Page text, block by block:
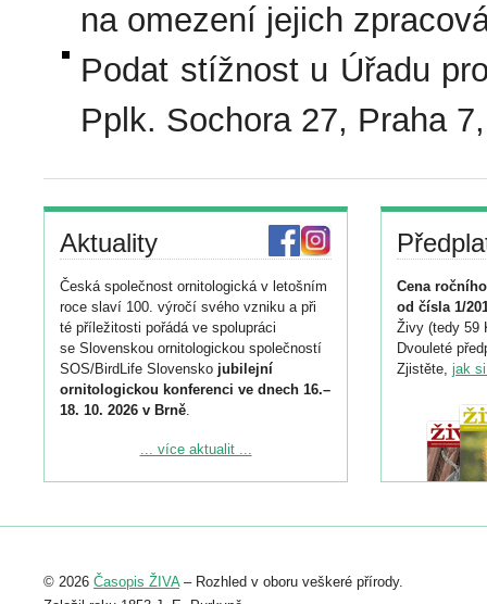
na omezení jejich
Podat stížnost u Úřadu
Pplk. Sochora 27, Praha
Aktuality
Česká společnost ornitologická v letošním
roce slaví 100. výročí svého vzniku a při
té příležitosti pořádá ve spolupráci
se Slovenskou ornitologickou společností
SOS/BirdLife Slovensko jubilejní
ornitologickou konferenci ve dnech 16.–
18. 10. 2026 v Brně.
Podrobnější informace ke konferenci
Registrovat se můžete do 6. září.
abstraktu přihlášené přednášky nebo
... více aktualit ...
Cena
od čísla 1/
Živy (tedy 59
Dvouleté
Zjistěte, jak
© 2026 Časopis ŽIVA– Rozhled v oboru veškeré přírody.